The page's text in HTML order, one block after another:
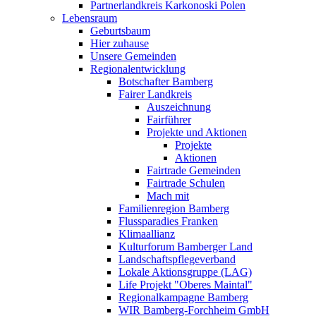
Partnerlandkreis Karkonoski Polen
Lebensraum
Geburtsbaum
Hier zuhause
Unsere Gemeinden
Regionalentwicklung
Botschafter Bamberg
Fairer Landkreis
Auszeichnung
Fairführer
Projekte und Aktionen
Projekte
Aktionen
Fairtrade Gemeinden
Fairtrade Schulen
Mach mit
Familienregion Bamberg
Flussparadies Franken
Klimaallianz
Kulturforum Bamberger Land
Landschaftspflegeverband
Lokale Aktionsgruppe (LAG)
Life Projekt "Oberes Maintal"
Regionalkampagne Bamberg
WIR Bamberg-Forchheim GmbH